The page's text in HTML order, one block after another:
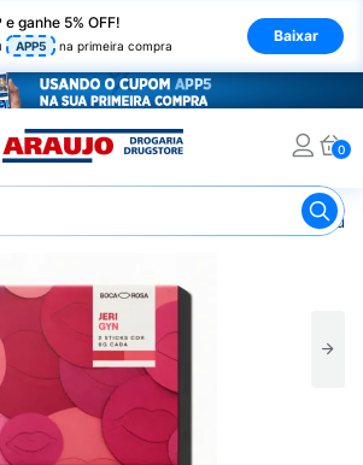
e ganhe 5% OFF!
APP5 na primeira compra
Baixar
0
Kit Stick